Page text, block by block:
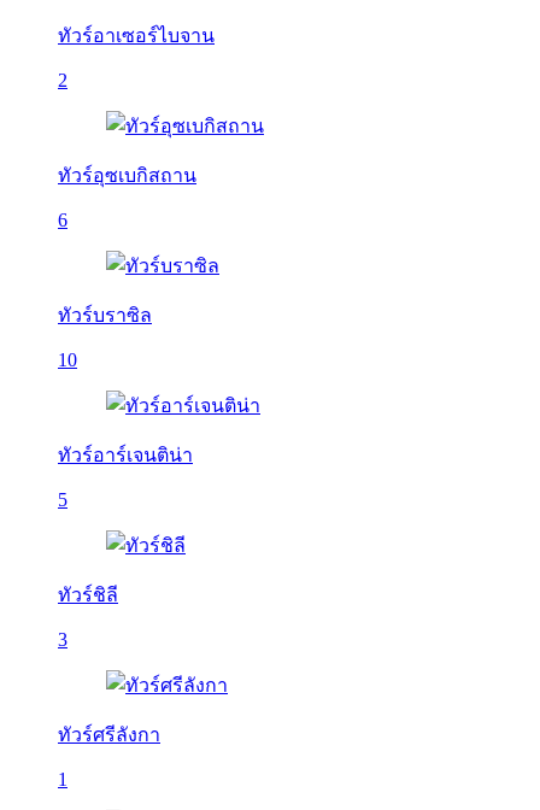
ทัวร์อาเซอร์ไบจาน
2
ทัวร์อุซเบกิสถาน
6
ทัวร์บราซิล
10
ทัวร์อาร์เจนติน่า
5
ทัวร์ชิลี
3
ทัวร์ศรีลังกา
1